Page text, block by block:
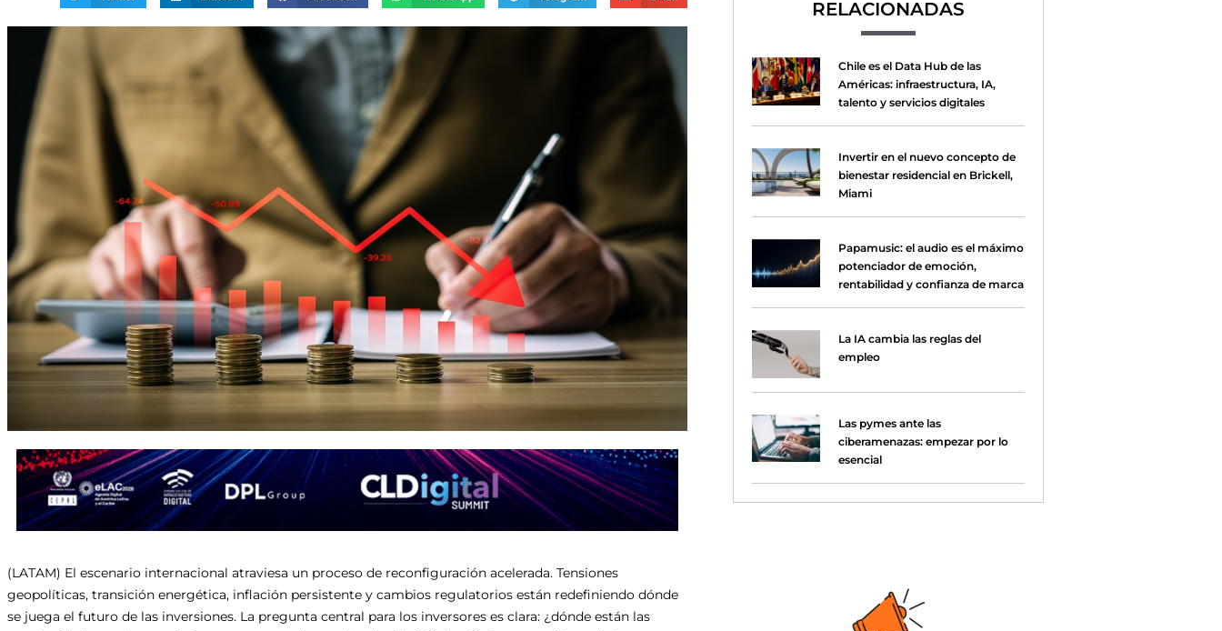
(LATAM) El escenario internacional atraviesa un proceso de reconfiguración acelerada. Tensiones
geopolíticas, transición energética, inflación persistente y cambios regulatorios están redefiniendo dónde
se juega el futuro de las inversiones. La pregunta central para los inversores es clara: ¿dónde están las
RELACIONADAS
Chile es el Data Hub de las
Américas: infraestructura, IA,
talento y servicios digitales
Invertir en el nuevo concepto de
bienestar residencial en Brickell,
Miami
Papamusic: el audio es el máximo
potenciador de emoción,
rentabilidad y confianza de marca
La IA cambia las reglas del
empleo
Las pymes ante las
ciberamenazas: empezar por lo
esencial